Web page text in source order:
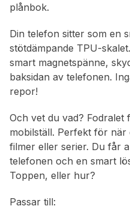
plånbok.
Din telefon sitter som en
stötdämpande TPU-
smart magnetspänne,
baksidan av telefonen.
repor!
Och vet du vad? Fodralet
mobilställ. Perfekt för när
filmer eller serier. Du får
telefonen och en smart
Toppen, eller hur?
Passar till: